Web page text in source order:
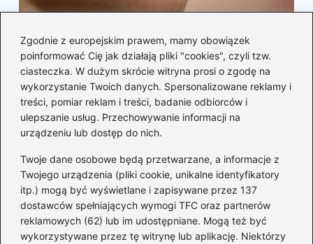
Zgodnie z europejskim prawem, mamy obowiązek
poinformować Cię jak działają pliki "cookies", czyli tzw.
ciasteczka. W dużym skrócie witryna prosi o zgodę na
wykorzystanie Twoich danych. Spersonalizowane reklamy i
treści, pomiar reklam i treści, badanie odbiorców i
ulepszanie usług. Przechowywanie informacji na
urządzeniu lub dostęp do nich.
Twoje dane osobowe będą przetwarzane, a informacje z
Twojego urządzenia (pliki cookie, unikalne identyfikatory
itp.) mogą być wyświetlane i zapisywane przez 137
dostawców spełniających wymogi TFC oraz partnerów
reklamowych (62) lub im udostępniane. Mogą też być
wykorzystywane przez tę witrynę lub aplikację. Niektórzy
Jak rozpoznać twardnienie brzucha w
ciąży – objawy, na które warto zwrócić
uwagę
2026-04-26
Kobieta